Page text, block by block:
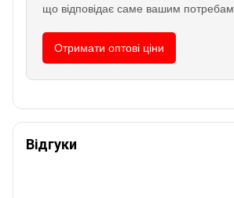
що відповідає саме вашим потребам.
Отримати оптові ціни
Відгуки